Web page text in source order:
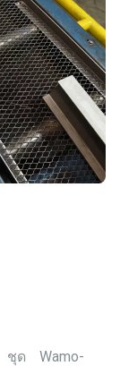
ชุด Wamo-